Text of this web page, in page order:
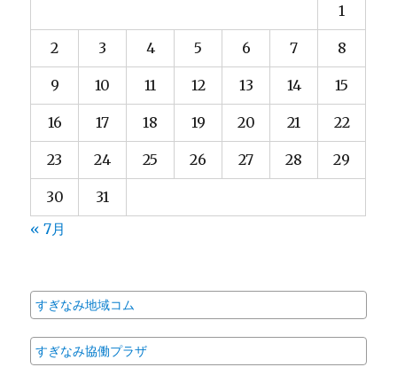
1
2 3 4 5 6 7 8
9 10 11 12 13 14 15
16 17 18 19 20 21 22
23 24 25 26 27 28 29
30
31
« 7月
すぎなみ地域コム
すぎなみ協働プラザ